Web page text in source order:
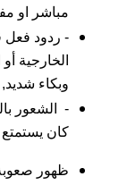
مباشر او
- ردود فعل
الخارجية
وبكاء شديد,
- الشعور
كان يستمتع
ظهور